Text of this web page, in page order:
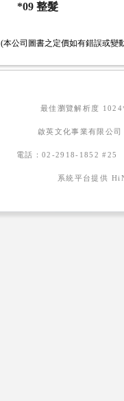
*09 整髮
(本公司圖書之定價如有錯誤或變
最佳瀏覽解析度
啟英文化事業有限公
電話：02-2918-1852
系統平台提供